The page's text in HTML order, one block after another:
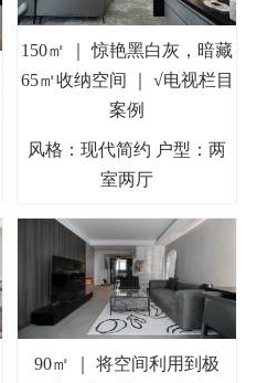
150㎡ ｜ 惊艳黑白灰，暗藏
65㎡收纳空间 ｜ √电视栏目
案例
风格：现代简约 户型：两
室两厅
90㎡ ｜ 将空间利用到极